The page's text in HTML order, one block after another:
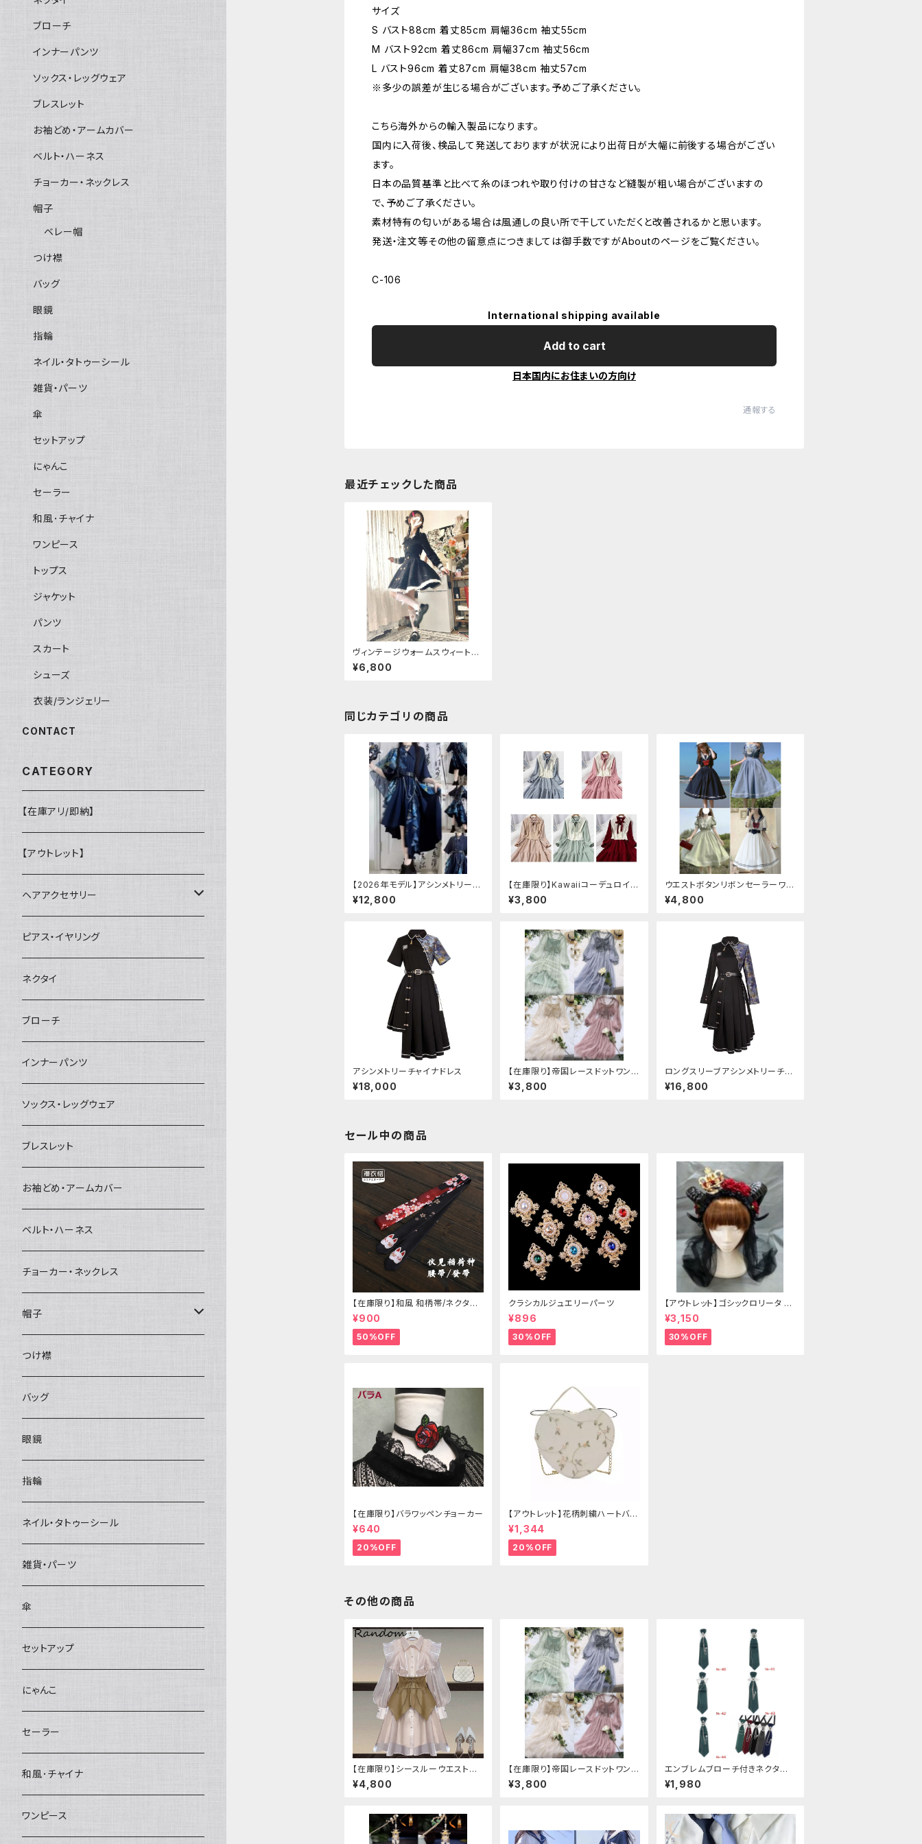
サイズ
S バスト88cm 着丈85cm 肩幅36cm 袖丈55cm
M バスト92cm 着丈86cm 肩幅37cm 袖丈56cm
L バスト96cm 着丈87cm 肩幅38cm 袖丈57cm
※多少の誤差が生じる場合がございます。予めご了承ください。
こちら海外からの輸入製品になります。
国内に入荷後、検品して発送しておりますが状況により出荷日が大幅に前後する場合がござい
ます。
日本の品質基準と比べて糸のほつれや取り付けの甘さなど縫製が粗い場合がございますの
で、予めご了承ください。
素材特有の匂いがある場合は風通しの良い所で干していただくと改善されるかと思います。
発送・注文等その他の留意点につきましては御手数ですがAboutのページをご覧ください。
C-106
International shipping available
Add to cart
日本国内にお住まいの方向け
通報する
最近チェックした商品
ヴィンテージウォームスウィートド
レスワンピース
¥6,800
同じカテゴリの商品
【2026年モデル】アシンメトリーチ
ャイナ改良ドレス
¥12,800
【在庫限り】Kawaiiコーデュロイニ
ットワンピースセットアップ
¥3,800
ウエストボタンリボンセーラーワン
ピース
¥4,800
アシンメトリーチャイナドレス
¥18,000
【在庫限り】帝国レースドットワンピ
ース
¥3,800
ロングスリーブアシンメトリーチャ
イナドレス
¥16,800
セール中の商品
【在庫限り】和風 和柄帯/ネクタイ/
リボン（狐面/金魚
¥900
50%OFF
クラシカルジュエリーパーツ
¥896
30%OFF
【アウトレット】ゴシックロリータ ゴ
ールドクラウン＆ホーン(ヴェール
付き)
¥3,150
30%OFF
【在庫限り】バラワッペンチョーカー
¥640
20%OFF
【アウトレット】花柄刺繍ハートバッ
グ
¥1,344
20%OFF
その他の商品
【在庫限り】シースルーウエストベ
ルトワンピースセットアップ（ライト
ピンク：Lサイズ
¥4,800
【在庫限り】帝国レースドットワンピ
ース
¥3,800
エンブレムブローチ付きネクタイ
(グリーン)
¥1,980
ブローチ
インナーパンツ
ソックス・レッグウェア
ブレスレット
お袖どめ・アームカバー
ベルト・ハーネス
チョーカー・ネックレス
帽子
ベレー帽
つけ襟
バッグ
眼鏡
指輪
ネイル・タトゥーシール
雑貨・パーツ
傘
セットアップ
にゃんこ
セーラー
和風･チャイナ
ワンピース
トップス
ジャケット
パンツ
スカート
シューズ
衣装/ランジェリー
CONTACT
CATEGORY
【在庫アリ/即納】
【アウトレット】
ヘアアクセサリー
ヘアクリップ
ヘッドドレス・カチューシャ
ヘアゴム
簪
ピアス・イヤリング
ネクタイ
ブローチ
インナーパンツ
ソックス・レッグウェア
ブレスレット
お袖どめ・アームカバー
ベルト・ハーネス
チョーカー・ネックレス
帽子
ベレー帽
つけ襟
バッグ
眼鏡
指輪
ネイル・タトゥーシール
雑貨・パーツ
傘
セットアップ
にゃんこ
セーラー
和風･チャイナ
ワンピース